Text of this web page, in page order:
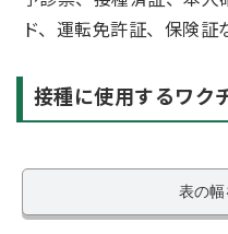
ド、運転免許証、保険
接種に使用するワク
表の幅